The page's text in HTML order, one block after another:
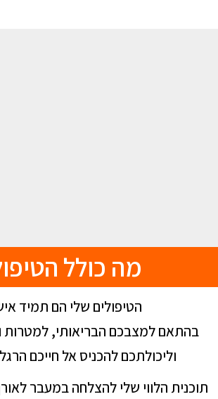
מה כולל
הטיפולים שלי הם תמיד
בהתאם למצבכם הבריאותי, למטרות
וליכולתכם להכניס אל חייכם
תוכנית הלווי שלי להצלחה במעבר